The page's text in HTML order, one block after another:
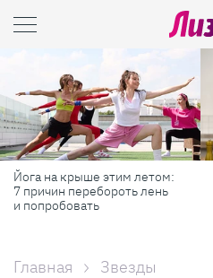
Готовь как шеф-повар: 6
профессиональных
секретов, которые помогут
Главная Звезды